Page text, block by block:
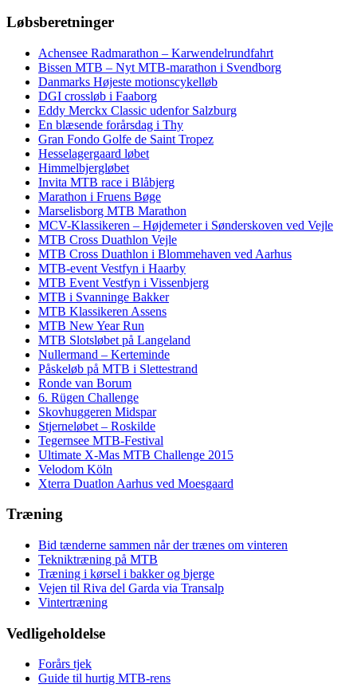
Løbsberetninger
Achensee Radmarathon – Karwendelrundfahrt
Bissen MTB – Nyt MTB-marathon i Svendborg
Danmarks Højeste motionscykelløb
DGI crossløb i Faaborg
Eddy Merckx Classic udenfor Salzburg
En blæsende forårsdag i Thy
Gran Fondo Golfe de Saint Tropez
Hesselagergaard løbet
Himmelbjergløbet
Invita MTB race i Blåbjerg
Marathon i Fruens Bøge
Marselisborg MTB Marathon
MCV-Klassikeren – Højdemeter i Sønderskoven ved Vejle
MTB Cross Duathlon Vejle
MTB Cross Duathlon i Blommehaven ved Aarhus
MTB-event Vestfyn i Haarby
MTB Event Vestfyn i Vissenbjerg
MTB i Svanninge Bakker
MTB Klassikeren Assens
MTB New Year Run
MTB Slotsløbet på Langeland
Nullermand – Kerteminde
Påskeløb på MTB i Slettestrand
Ronde van Borum
6. Rügen Challenge
Skovhuggeren Midspar
Stjerneløbet – Roskilde
Tegernsee MTB-Festival
Ultimate X-Mas MTB Challenge 2015
Velodom Köln
Xterra Duatlon Aarhus ved Moesgaard
Træning
Bid tænderne sammen når der trænes om vinteren
Tekniktræning på MTB
Træning i kørsel i bakker og bjerge
Vejen til Riva del Garda via Transalp
Vintertræning
Vedligeholdelse
Forårs tjek
Guide til hurtig MTB-rens